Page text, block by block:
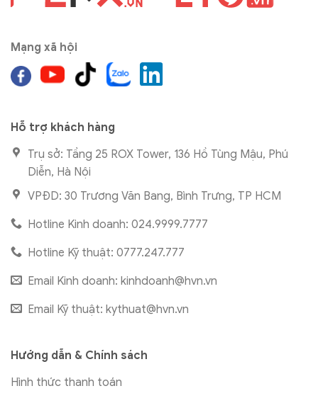
Mạng xã hội
Hỗ trợ khách hàng
Trụ sở: Tầng 25 ROX Tower, 136 Hồ Tùng Mậu, Phú
Diễn, Hà Nội
VPĐD: 30 Trương Văn Bang, Bình Trưng, TP HCM
Hotline Kinh doanh: 024.9999.7777
Hotline Kỹ thuật: 0777.247.777
Email Kinh doanh: kinhdoanh@hvn.vn
Email Kỹ thuật: kythuat@hvn.vn
Hướng dẫn & Chính sách
Hình thức thanh toán